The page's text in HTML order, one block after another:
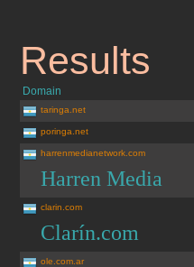
Results
Domain
taringa.net
poringa.net
harrenmedianetwork.com
Harren Media
clarin.com
Clarín.com
ole.com.ar